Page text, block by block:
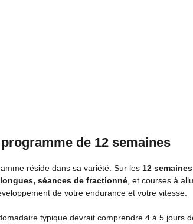
de 12 semaines
réside dans sa variété. Sur les 12 semaines
séances de fractionné, et courses à
de votre endurance et votre vitesse.
typique devrait comprendre 4 à 5 jours